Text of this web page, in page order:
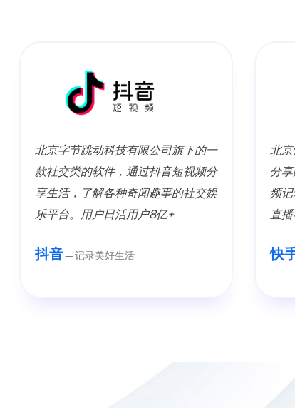
北京字节跳动科技有限公司旗下的一
款社交类的软件，通过抖音短视频分
享生活，了解各种奇闻趣事的社交娱
乐平台。用户日活用户8亿+
抖音—记录美好生活
北
分
频
直
快